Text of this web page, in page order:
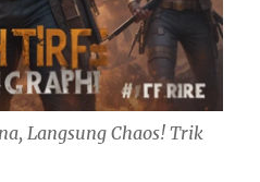
Langsung Chaos! Trik